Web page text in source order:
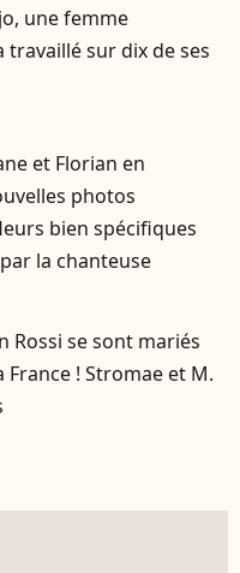
une femme
sur dix de ses
et Florian en
photos
bien spécifiques
la chanteuse
Rossi se sont mariés
France ! Stromae et M.